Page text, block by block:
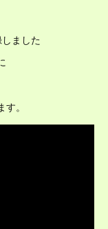
ました
。